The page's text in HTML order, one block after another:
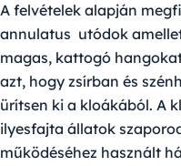
A felvételek alapján
annulatus utódok
magas, kattogó
azt, hogy zsírban és
ürítsen ki a kloákából. A
ilyesfajta állatok
működéséhez használt